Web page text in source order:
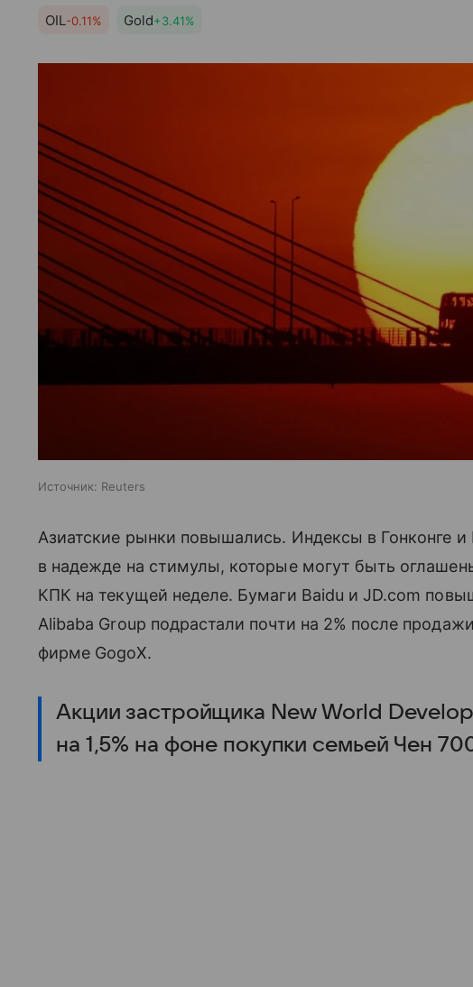
OIL-0.11% Gold+3.41%
Источник: Reuters
Азиатские рынки повышались. Индексы в Гонконге
в надежде на стимулы, которые могут быть
КПК на текущей неделе. Бумаги Baidu и JD.com повы
Alibaba Group подрастали почти на 2% после
фирме GogoX.
Акции застройщика New World
на 1,5% на фоне покупки семьей Чен